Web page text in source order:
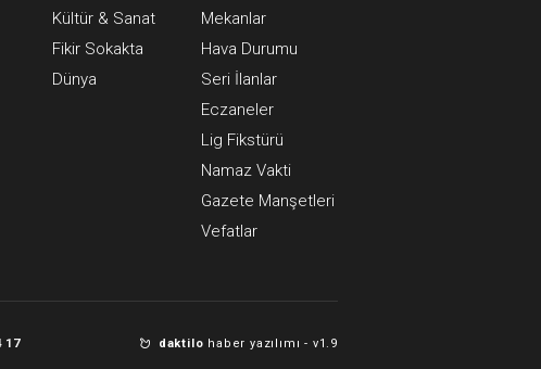
Kültür & Sanat
Fikir Sokakta
Dünya
Mekanlar
Hava Durumu
Seri İlanlar
Eczaneler
Lig Fikstürü
Namaz Vakti
Gazete Manşetleri
Vefatlar
17 daktilo haber yazılımı - v1.9